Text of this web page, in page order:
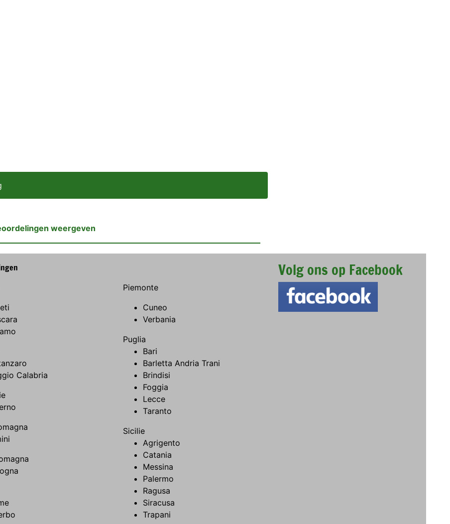
weergeven
Calabria
Piemonte
Cuneo
Verbania
Puglia
Bari
Barletta Andria Trani
Brindisi
Foggia
Lecce
Taranto
Sicilie
Agrigento
Catania
Messina
Palermo
Ragusa
Siracusa
Trapani
Volg ons op Facebook